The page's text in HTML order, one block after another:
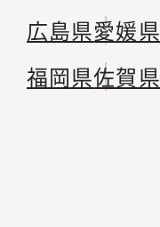
広島県愛媛県
福岡県佐賀県